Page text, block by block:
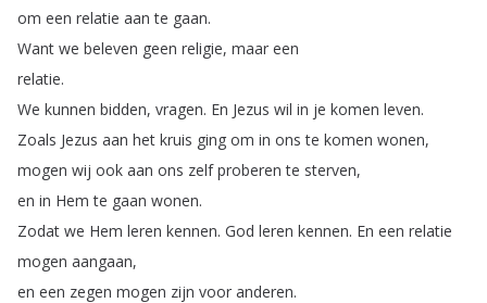
om een relatie aan te gaan.
Want we beleven geen religie, maar een
relatie.
We kunnen bidden, vragen. En Jezus wil in je komen leven.
Zoals Jezus aan het kruis ging om in ons te komen wonen,
mogen wij ook aan ons zelf proberen te sterven,
en in Hem te gaan wonen.
Zodat we Hem leren kennen. God leren kennen. En een relatie
mogen aangaan,
en een zegen mogen zijn voor anderen.